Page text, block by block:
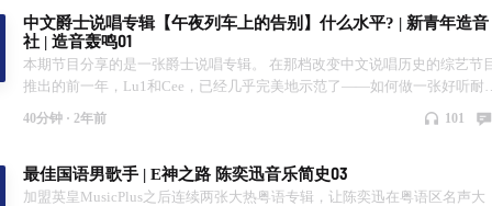
中文爵士说唱专辑【午夜列车上的告别】什么水平? | 新青年造音
社 | 造音轰鸣01
本期节目分享的是一张爵士说唱专辑。 在那档改变中文说唱历史的综艺节
推出的前一年，Lu1和Cee，已经几乎完美地示范了——如何做一张好听耐
识和概念的完整度，成熟的整体统筹，把深度的内容表达和音乐性天然融合
潘，欢迎收听，新青年造音社。 歌曲列表 * 恋旧 / Nostalgia * 不能带你去 *
都市背包客 * 无法衣锦还乡的骑士 * Nod To It * 焦点 * MIC * 自己做决定 *
40分钟 · 2年前 101
最佳国语男歌手 | E神之路 陈奕迅音乐简史03
加盟英皇MusicPlus之后连续两张大热粤语专辑，让陈奕迅在粤语区名声大